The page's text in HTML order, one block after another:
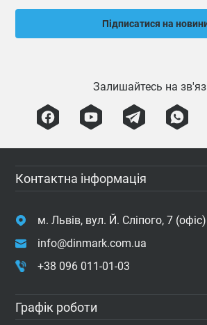
Підписатися на
Залишайтесь на
Контактна інформація
м. Львів, вул. Й. Сліпого, 7
info@dinmark.com.ua
+38 096 011-01-03
Графік роботи